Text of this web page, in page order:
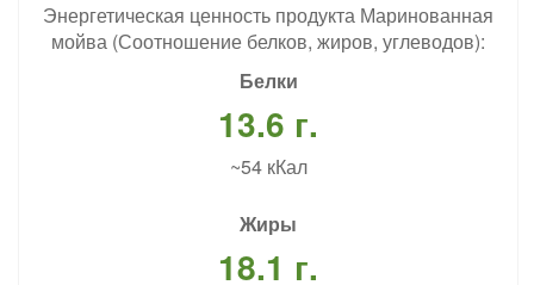
Энергетическая ценность продукта Маринованная
мойва (Соотношение белков, жиров, углеводов):
Белки
13.6 г.
~54 кКал
Жиры
18.1 г.